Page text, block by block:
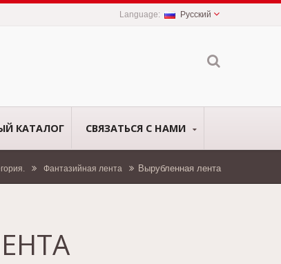
Русский
КАТАЛОГ СВЯЗАТЬСЯ С НАМИ
Фантазийная лента Вырубленная лента